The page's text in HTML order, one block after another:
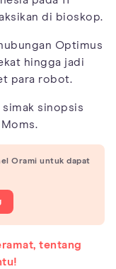
di bioskop.
Optimus
hingga jadi
para robot.
simak sinopsis
Orami untuk dapat
tentang